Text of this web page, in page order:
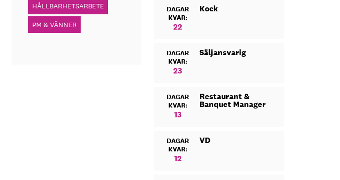
HÅLLBARHETSARBETE
PM & VÄNNER
DAGAR
KVAR:
22
Kock
DAGAR
KVAR:
23
Säljansvarig
DAGAR
KVAR:
13
Restaurant &
Banquet Manager
DAGAR
KVAR:
12
VD